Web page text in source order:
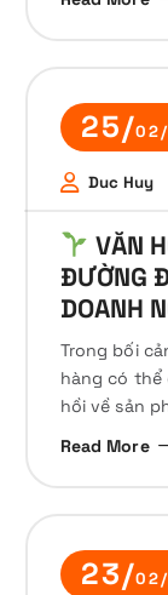
25/
Duc Huy
VĂN
ĐƯỜNG
DOANH
Trong bối
hàng có thể
hồi về sản
Read More
23/